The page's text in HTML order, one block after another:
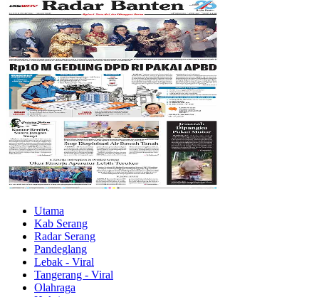
Utama
Kab Serang
Radar Serang
Pandeglang
Lebak - Viral
Tangerang - Viral
Olahraga